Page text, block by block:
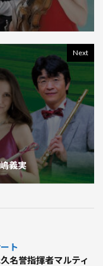
Next
義実
ト
名誉指揮者マルティ